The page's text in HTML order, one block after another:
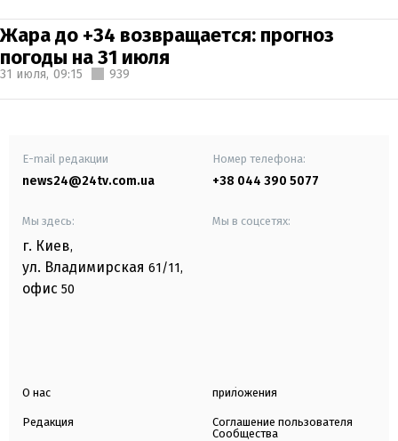
Жара до +34 возвращается: прогноз
погоды на 31 июля
31 июля, 09:15 939
E-mail редакции
news24@24tv.com.ua
Номер телефона:
+38 044 390 5077
Мы здесь:
г. Киев,
ул. Владимирская 61/11,
офис 50
Мы в соцсетях:
О нас
Редакция
приложения
Соглашение пользователя
Сообщества